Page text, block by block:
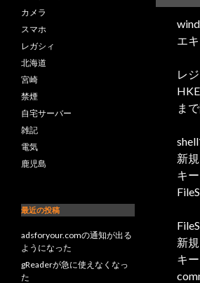
エ
レ
ま
新規
キー
新規
キー
カメラ
スマホ
レガシィ
北海道
宮崎
禁煙
自宅サーバー
雑記
電気
鹿児島
最近の投稿
adsforyour.comの通知が出る
ようになった
gReaderが急に使えなくなっ
た